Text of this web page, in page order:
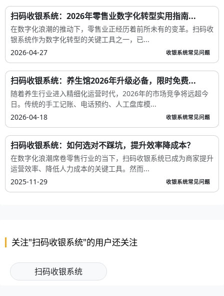
扫码收银系统：2026年零售业数字化转型实用指南...
在数字化浪潮的推动下，零售业正经历着前所未有的变革。扫码收
银系统作为数字化转型的关键工具之一，已...
2026-04-27
收银系统常见问题
扫码收银系统：养生馆2026年升级必备，限时免费...
随着养生行业进入精细化运营时代，2026年的市场竞争将远超今
日。传统的手工记账、电话预约、人工盘库模...
2026-04-18
收银系统常见问题
扫码收银系统：如何选对不踩坑，提升效率降成本？
在数字化浪潮席卷零售行业的当下，扫码收银系统已成为商家提升
运营效率、降低人力成本的关键工具。然而...
2025-11-29
收银系统常见问题
关注"扫码收银系统"的用户还关注
扫码收银系统